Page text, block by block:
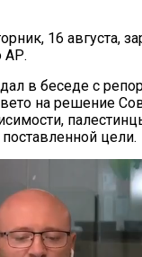
16 августа,
АР.
в беседе с
на решение
цели.